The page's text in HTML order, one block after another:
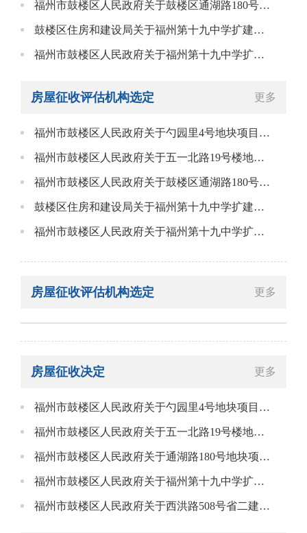
福州市鼓楼区人民政府关于鼓楼区通湖路180号地块项目选择国有土地上房屋征收补偿分户评估机构的告知书
鼓楼区住房和建设局关于福州第十九中学扩建项目国有土地上房屋征收补偿分户评估机构选定情况告知书
福州市鼓楼区人民政府关于福州第十九中学扩建项目选择国有土地上房屋征收补偿分户评估机构的告知书
房屋征收评估机构选定 更多
福州市鼓楼区人民政府关于勺园里4号地块项目选择国有土地上房屋征收补偿分户评估机构的告知书
福州市鼓楼区人民政府关于五一北路19号楼地块项目选择国有土地上房屋征收补偿分户评估机构的告知书
福州市鼓楼区人民政府关于鼓楼区通湖路180号地块项目选择国有土地上房屋征收补偿分户评估机构的告知书
鼓楼区住房和建设局关于福州第十九中学扩建项目国有土地上房屋征收补偿分户评估机构选定情况告知书
福州市鼓楼区人民政府关于福州第十九中学扩建项目选择国有土地上房屋征收补偿分户评估机构的告知书
房屋征收评估机构选定 更多
房屋征收决定 更多
福州市鼓楼区人民政府关于勺园里4号地块项目房屋征收决定
福州市鼓楼区人民政府关于五一北路19号楼地块项目房屋征收决定
福州市鼓楼区人民政府关于通湖路180号地块项目房屋征收决定
福州市鼓楼区人民政府关于福州第十九中学扩建项目房屋征收决定
福州市鼓楼区人民政府关于西洪路508号省二建公司地块项目房屋征收决定